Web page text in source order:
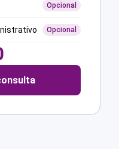
Opcional
Opcional